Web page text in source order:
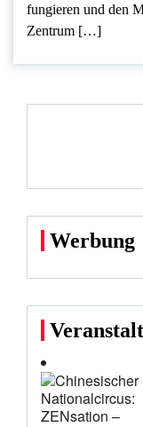
fungieren und den
Zentrum […]
Werbung